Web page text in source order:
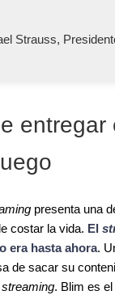
Strauss,
entregar
presenta una
costar la vida. El
era hasta ahora.
de sacar su
streaming. Blim es el